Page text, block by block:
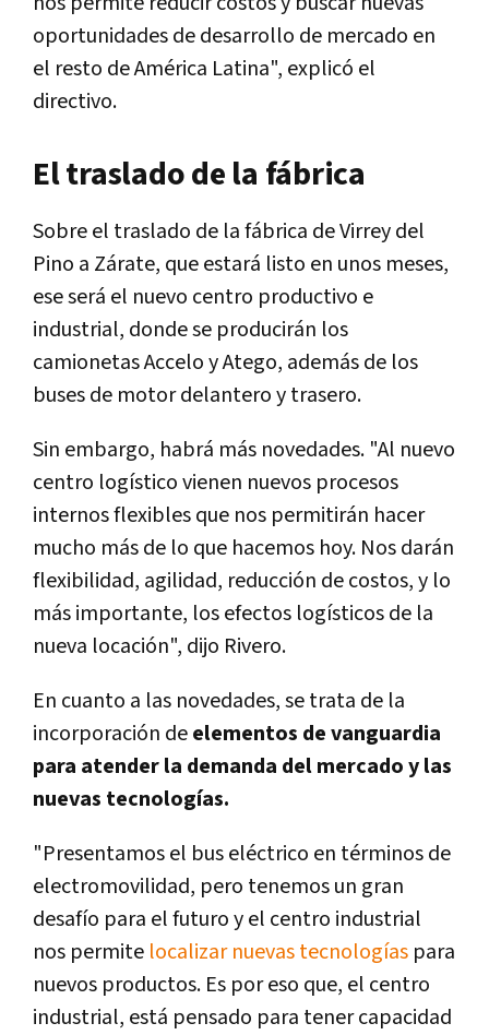
oportunidades de desarrollo de mercado en
el resto de América Latina", explicó el
directivo.
El traslado de la fábrica
Sobre el traslado de la fábrica de Virrey del
Pino a Zárate, que estará listo en unos meses,
ese será el nuevo centro productivo e
industrial, donde se producirán los
camionetas Accelo y Atego, además de los
buses de motor delantero y trasero.
Sin embargo, habrá más novedades. "Al nuevo
centro logístico vienen nuevos procesos
internos flexibles que nos permitirán hacer
mucho más de lo que hacemos hoy. Nos darán
flexibilidad, agilidad, reducción de costos, y lo
más importante, los efectos logísticos de la
nueva locación", dijo Rivero.
En cuanto a las novedades, se trata de la
incorporación deelementos de vanguardia
para atender la demanda del mercado y las
nuevas tecnologías.
"Presentamos el bus eléctrico en términos de
electromovilidad, pero tenemos un gran
desafío para el futuro y el centro industrial
nos permite localizar nuevas tecnologías para
nuevos productos. Es por eso que, el centro
industrial, está pensado para tener capacidad